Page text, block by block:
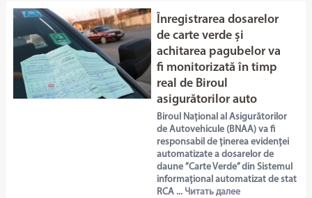
Înregistrarea dosarelor
de carte verde și
achitarea pagubelor va
fi monitorizată în timp
real de Biroul
asigurătorilor auto
Biroul Național al Asigurătorilor
de Autovehicule (BNAA) va fi
responsabil de ținerea evidenței
automatizate a dosarelor de
daune ”Carte Verde” din Sistemul
informațional automatizat de stat
RCA ... Читать далее